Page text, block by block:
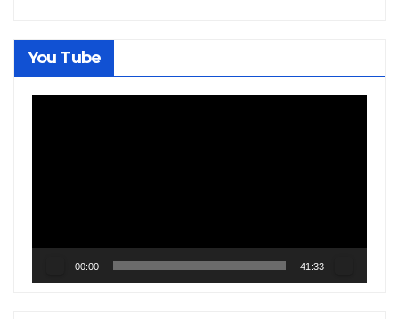
You Tube
00:00 41:33